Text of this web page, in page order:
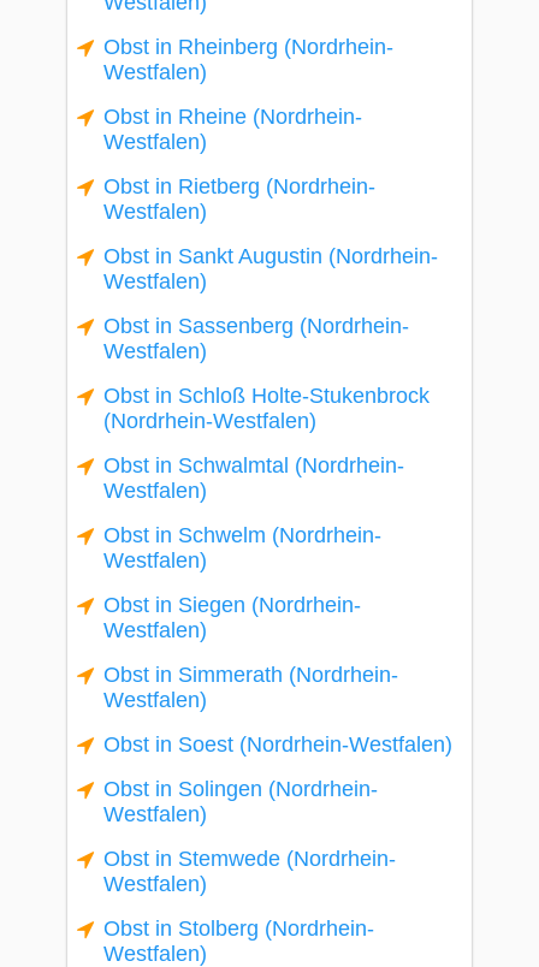
Obst in Rheinberg (Nordrhein-
Westfalen)
Obst in Rheine (Nordrhein-
Westfalen)
Obst in Rietberg (Nordrhein-
Westfalen)
Obst in Sankt Augustin (Nordrhein-
Westfalen)
Obst in Sassenberg (Nordrhein-
Westfalen)
Obst in Schloß Holte-Stukenbrock
(Nordrhein-Westfalen)
Obst in Schwalmtal (Nordrhein-
Westfalen)
Obst in Schwelm (Nordrhein-
Westfalen)
Obst in Siegen (Nordrhein-
Westfalen)
Obst in Simmerath (Nordrhein-
Westfalen)
Obst in Soest (Nordrhein-Westfalen)
Obst in Solingen (Nordrhein-
Westfalen)
Obst in Stemwede (Nordrhein-
Westfalen)
Obst in Stolberg (Nordrhein-
Westfalen)